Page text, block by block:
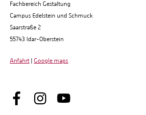
Fachbereich Gestaltung
Campus Edelstein und Schmuck
Saarstraße 2
55743 Idar-Oberstein
Anfahrt Google maps